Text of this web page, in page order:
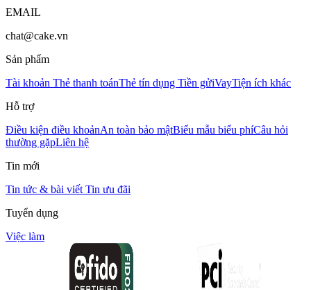
EMAIL
chat@cake.vn
Sản phẩm
Tài khoản Thẻ thanh toánThẻ tín dụng Tiền gửiVayTiện ích khác
Hỗ trợ
Điều kiện điều khoảnAn toàn bảo mậtBiểu mẫu biểu phíCâu hỏi
thường gặpLiên hệ
Tin mới
Tin tức & bài viết Tin ưu đãi
Tuyển dụng
Việc làm